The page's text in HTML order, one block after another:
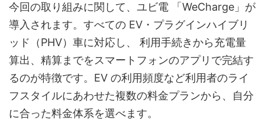
今回の取り組みに関して、ユビ電 「WeCharge」が
導入されます。すべての EV・プラグインハイブリ
ッド（PHV）車に対応し、 利用手続きから充電量
算出、精算までをスマートフォンのアプリで完結す
るのが特徴です。EV の利用頻度など利用者のライ
フスタイルにあわせた複数の料金プランから、自分
に合った料金体系を選べます。